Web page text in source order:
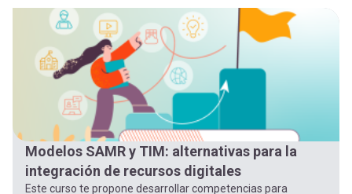
Modelos SAMR y TIM: alternativas para la
integración de recursos digitales
Este curso te propone desarrollar competencias para